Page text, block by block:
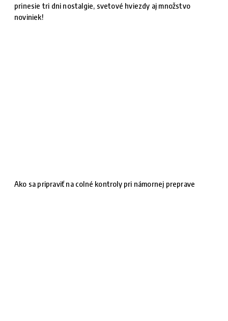
prinesie tri dni nostalgie, svetové hviezdy aj množstvo
noviniek!
Ako sa pripraviť na colné kontroly pri námornej preprave